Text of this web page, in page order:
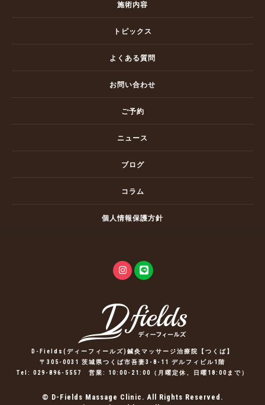
施術内容
トピックス
よくある質問
お問い合わせ
ご予約
ニュース
ブログ
コラム
個人情報保護方針
D-Fields(ディーフィールズ)鍼灸マッサージ治療院【つくば】
〒305-0031 茨城県つくば市吾妻3-8-11 デルフィビル1階
Tel: 029-896-5557 営業: 10:00-21:00（月曜定休、日曜18:00まで）
© D-Fields Massage Clinic. All Rights Reserved.